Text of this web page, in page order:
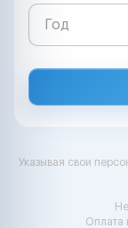
Указывая свои
Оплата